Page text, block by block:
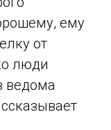
ему
от
люди
ведома